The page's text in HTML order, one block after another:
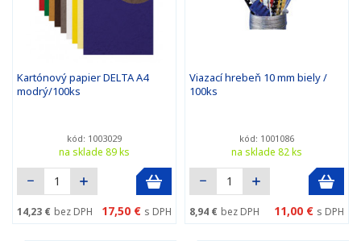
Kartónový papier DELTA A4
modrý/100ks
kód: 1003029
na sklade 89 ks
14,23 € bez DPH 17,50 € s DPH
Viazací hrebeň 10 mm biely /
100ks
kód: 1001086
na sklade 82 ks
8,94 € bez DPH 11,00 € s DPH